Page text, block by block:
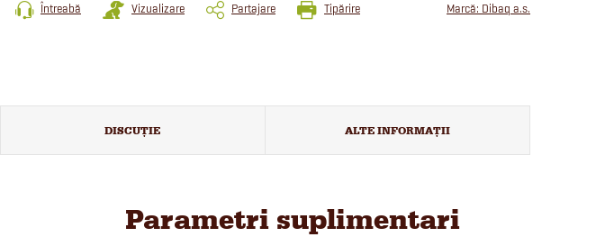
Tipărire
Întreabă Vizualizare Partajare Marcă: Dibaq a.s.
DISCUŢIE ALTE INFORMAȚII
Parametri suplimentari